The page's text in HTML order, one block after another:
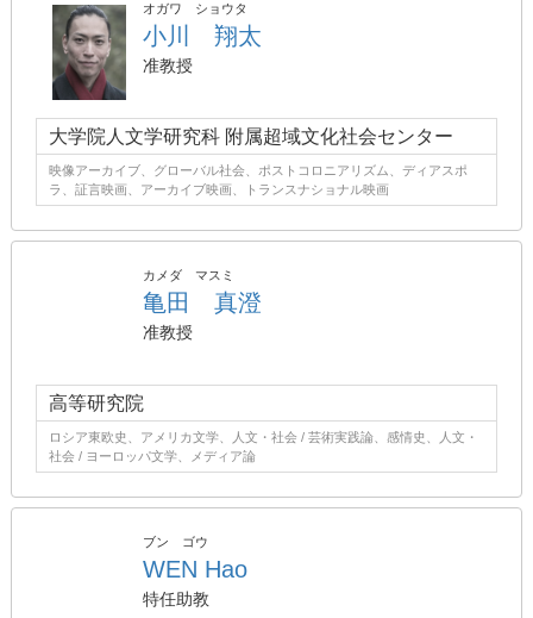
オガワ ショウタ
小川 翔太
准教授
大学院人文学研究科 附属超域文化社会センター
映像アーカイブ、グローバル社会、ポストコロニアリズム、ディアスポ
ラ、証言映画、アーカイブ映画、トランスナショナル映画
カメダ マスミ
亀田 真澄
准教授
高等研究院
ロシア東欧史、アメリカ文学、人文・社会 / 芸術実践論、感情史、人文・
社会 / ヨーロッパ文学、メディア論
ブン ゴウ
WEN Hao
特任助教